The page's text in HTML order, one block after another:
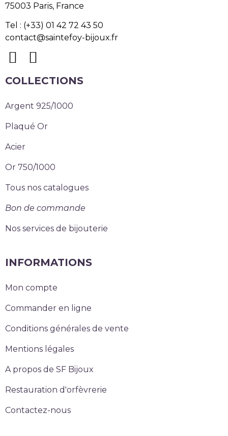
75003 Paris, France
Tel : (+33) 01 42 72 43 50
contact@saintefoy-bijoux.fr
COLLECTIONS
Argent 925/1000
Plaqué Or
Acier
Or 750/1000
Tous nos catalogues
Bon de commande
Nos services de bijouterie
INFORMATIONS
Mon compte
Commander en ligne
Conditions générales de vente
Mentions légales
A propos de SF Bijoux
Restauration d'orfèvrerie
Contactez-nous